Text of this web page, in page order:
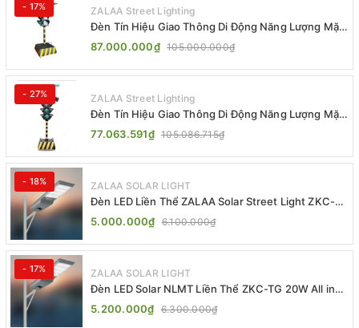
- 17% ZALAA Street Lighting
Đèn Tín Hiệu Giao Thông Di Động Năng Lượng Mặt
Trời ZALAA ZL-300A-D
87.000.000₫ 105.000.000₫
- 27% ZALAA Street Lighting
Đèn Tín Hiệu Giao Thông Di Động Năng Lượng Mặt
Trời ZALAA ZL-409300C
77.063.591₫ 105.086.715₫
- 18% ZALAA SOLAR LIGHT
Đèn LED Liền Thể ZALAA Solar Street Light ZKC-
TG 20W 25W 30W All In One
5.000.000₫ 6.100.000₫
- 17% ZALAA SOLAR LIGHT
Đèn LED Solar NLMT Liền Thể ZKC-TG 20W All in
One | ZALAA Street Light
5.200.000₫ 6.300.000₫